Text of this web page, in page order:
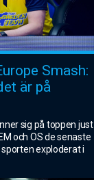
Smash:
är på
sig på toppen just
och OS de senaste
exploderat i